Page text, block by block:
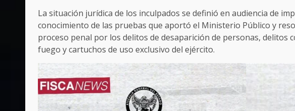
La situación jurídica de los inculpados se definió en audiencia de
conocimiento de las pruebas que aportó el Ministerio Público y
proceso penal por los delitos de desaparición de personas, delitos
fuego y cartuchos de uso exclusivo del ejército.